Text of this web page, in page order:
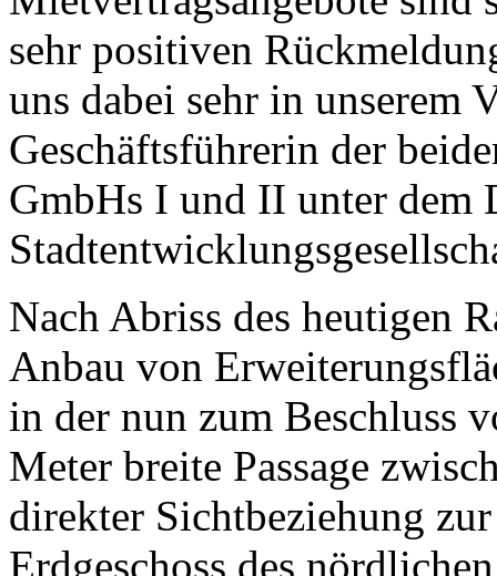
sehr positiven
uns dabei sehr in unserem
Geschäftsführerin der
GmbHs I und II unter dem
Nach Abriss des heutigen
Anbau von
in der nun zum Beschluss
Meter breite Passage
direkter Sichtbeziehung
Erdgeschoss des